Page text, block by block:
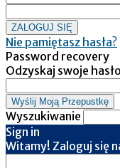
Nie pamiętasz hasła?
Password recovery
Odzyskaj swoje hasło
Wyszukiwanie
Sign in
Witamy! Zaloguj się